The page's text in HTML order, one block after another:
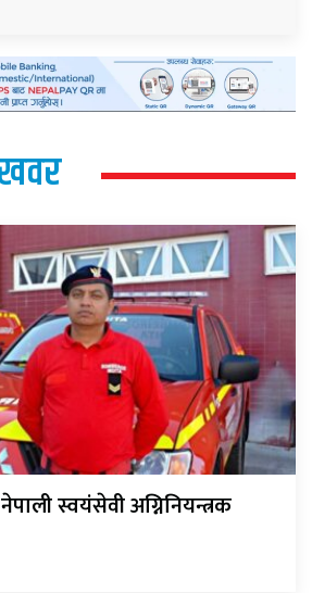
स्वयंसेवी अग्निनियन्त्रक